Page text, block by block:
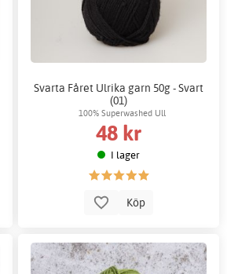
Svarta Fåret Ulrika garn 50g - Svart
(01)
100% Superwashed Ull
48 kr
I lager
Köp